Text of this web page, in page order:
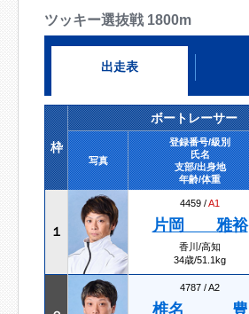
ツッキー選抜戦 1800m
出走表
枠
ボートレーサー
写真
登録番号/級別
氏名
支部/出身地
年齢/体重
１
4459 /A1
片岡 雅裕
香川/高知
34歳/51.1kg
4787 /A2
椎名 豊